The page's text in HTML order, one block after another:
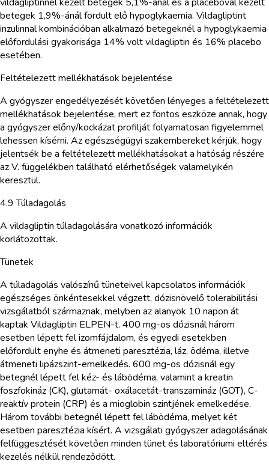
betegek 1,9%-ánál fordult elő hypoglykaemia. Vildagliptint
inzulinnal kombinációban alkalmazó betegeknél a hypoglykaemia
előfordulási gyakorisága 14% volt vildagliptin és 16% placebo
esetében.
Feltételezett mellékhatások bejelentése
A gyógyszer engedélyezését követően lényeges a feltételezett
mellékhatások bejelentése, mert ez fontos eszköze annak, hogy
a gyógyszer előny/kockázat profilját folyamatosan figyelemmel
lehessen kísérni. Az egészségügyi szakembereket kérjük, hogy
jelentsék be a feltételezett mellékhatásokat a hatóság részére
az V. függelékben található elérhetőségek valamelyikén
keresztül.
4.9 Túladagolás
A vildagliptin túladagolására vonatkozó információk
korlátozottak.
Tünetek
A túladagolás valószínű tüneteivel kapcsolatos információk
egészséges önkéntesekkel végzett, dózisnövelő tolerabilitási
vizsgálatból származnak, melyben az alanyok 10 napon át
kaptak Vildagliptin ELPEN-t. 400 mg-os dózisnál három
esetben lépett fel izomfájdalom, és egyedi esetekben
előfordult enyhe és átmeneti paresztézia, láz, ödéma, illetve
átmeneti lipázszint-emelkedés. 600 mg-os dózisnál egy
betegnél lépett fel kéz- és lábödéma, valamint a kreatin
foszfokináz (CK), glutamát- oxálacetát-transzamináz (GOT), C-
reaktív protein (CRP) és a mioglobin szintjének emelkedése.
Három további betegnél lépett fel lábödéma, melyet két
esetben paresztézia kísért. A vizsgálati gyógyszer adagolásának
felfüggesztését követően minden tünet és laboratóriumi eltérés
kezelés nélkül rendeződött.